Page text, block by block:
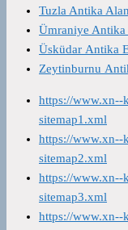
Tuzla Antika
Ümraniye Antika
Üsküdar Antika
Zeytinburnu
https://www.xn--
sitemap1.xml
https://www.xn--
sitemap2.xml
https://www.xn--
sitemap3.xml
https://www.xn--